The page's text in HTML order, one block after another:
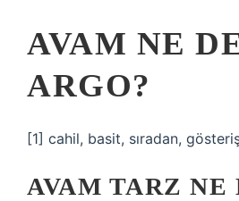
AVAM NE
ARGO?
[1] cahil, basit, sıradan,
AVAM TARZ NE